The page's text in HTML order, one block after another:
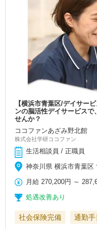
【横浜市青葉区/デイサー
ンの脳活性デイサービスで
せんか？
ココファンあざみ野北館
株式会社学研ココファン
生活相談員 / 正職員
神奈川県 横浜市青葉区
月給 270,200円 ～
処遇改善あり
社会保険完備 通勤手